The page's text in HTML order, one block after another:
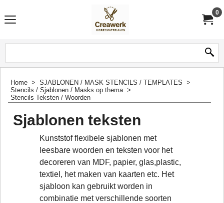
0
Home > SJABLONEN / MASK STENCILS / TEMPLATES >
Stencils / Sjablonen / Masks op thema>
Stencils Teksten / Woorden
Sjablonen teksten
Kunststof flexibele sjablonen met
leesbare woorden en teksten voor het
decoreren van MDF, papier, glas,plastic,
textiel, het maken van kaarten etc. Het
sjabloon kan gebruikt worden in
combinatie met verschillende soorten